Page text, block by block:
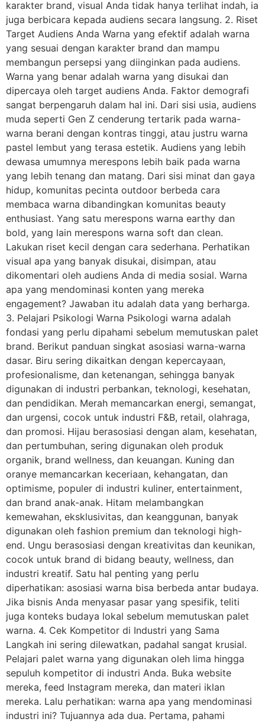
karakter brand, visual Anda tidak hanya terlihat indah, ia
juga berbicara kepada audiens secara langsung. 2. Riset
Target Audiens Anda Warna yang efektif adalah warna
yang sesuai dengan karakter brand dan mampu
membangun persepsi yang diinginkan pada audiens.
Warna yang benar adalah warna yang disukai dan
dipercaya oleh target audiens Anda. Faktor demografi
sangat berpengaruh dalam hal ini. Dari sisi usia, audiens
muda seperti Gen Z cenderung tertarik pada warna-
warna berani dengan kontras tinggi, atau justru warna
pastel lembut yang terasa estetik. Audiens yang lebih
dewasa umumnya merespons lebih baik pada warna
yang lebih tenang dan matang. Dari sisi minat dan gaya
hidup, komunitas pecinta outdoor berbeda cara
membaca warna dibandingkan komunitas beauty
enthusiast. Yang satu merespons warna earthy dan
bold, yang lain merespons warna soft dan clean.
Lakukan riset kecil dengan cara sederhana. Perhatikan
visual apa yang banyak disukai, disimpan, atau
dikomentari oleh audiens Anda di media sosial. Warna
apa yang mendominasi konten yang mereka
engagement? Jawaban itu adalah data yang berharga.
3. Pelajari Psikologi Warna Psikologi warna adalah
fondasi yang perlu dipahami sebelum memutuskan palet
brand. Berikut panduan singkat asosiasi warna-warna
dasar. Biru sering dikaitkan dengan kepercayaan,
profesionalisme, dan ketenangan, sehingga banyak
digunakan di industri perbankan, teknologi, kesehatan,
dan pendidikan. Merah memancarkan energi, semangat,
dan urgensi, cocok untuk industri F&B, retail, olahraga,
dan promosi. Hijau berasosiasi dengan alam, kesehatan,
dan pertumbuhan, sering digunakan oleh produk
organik, brand wellness, dan keuangan. Kuning dan
oranye memancarkan keceriaan, kehangatan, dan
optimisme, populer di industri kuliner, entertainment,
dan brand anak-anak. Hitam melambangkan
kemewahan, eksklusivitas, dan keanggunan, banyak
digunakan oleh fashion premium dan teknologi high-
end. Ungu berasosiasi dengan kreativitas dan keunikan,
cocok untuk brand di bidang beauty, wellness, dan
industri kreatif. Satu hal penting yang perlu
diperhatikan: asosiasi warna bisa berbeda antar budaya.
Jika bisnis Anda menyasar pasar yang spesifik, teliti
juga konteks budaya lokal sebelum memutuskan palet
warna. 4. Cek Kompetitor di Industri yang Sama
Langkah ini sering dilewatkan, padahal sangat krusial.
Pelajari palet warna yang digunakan oleh lima hingga
sepuluh kompetitor di industri Anda. Buka website
mereka, feed Instagram mereka, dan materi iklan
mereka. Lalu perhatikan: warna apa yang mendominasi
industri ini? Tujuannya ada dua. Pertama, pahami